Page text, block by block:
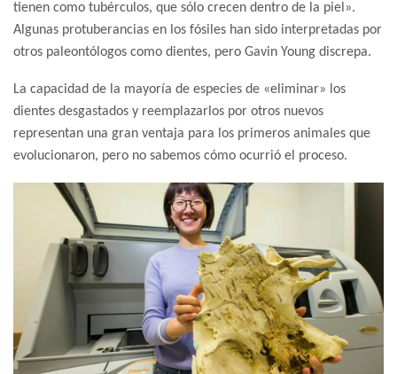
tienen como tubérculos, que sólo crecen dentro de la piel».
Algunas protuberancias en los fósiles han sido interpretadas por
otros paleontólogos como dientes, pero Gavin Young discrepa.
La capacidad de la mayoría de especies de «eliminar» los
dientes desgastados y reemplazarlos por otros nuevos
representan una gran ventaja para los primeros animales que
evolucionaron, pero no sabemos cómo ocurrió el proceso.